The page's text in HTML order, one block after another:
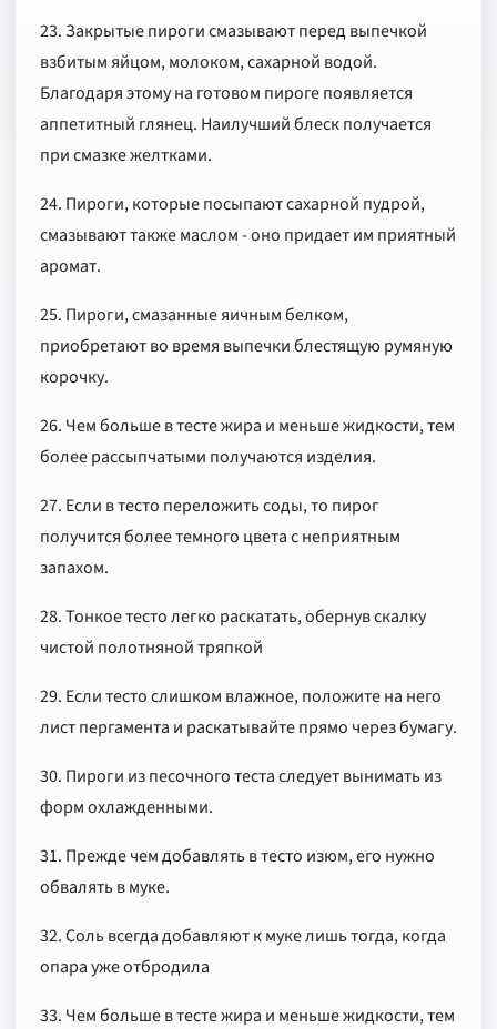
23. Закрытые пироги смазывают перед выпечкой
взбитым яйцом, молоком, сахарной водой.
Благодаря этому на готовом пироге появляется
аппетитный глянец. Наилучший блеск получается
при смазке желтками.
24. Пироги, которые посыпают сахарной пудрой,
смазывают также маслом - оно придает им приятный
аромат.
25. Пироги, смазанные яичным белком,
приобретают во время выпечки блестящую румяную
корочку.
26. Чем больше в тесте жира и меньше жидкости, тем
более рассыпчатыми получаются изделия.
27. Если в тесто переложить соды, то пирог
получится более темного цвета с неприятным
запахом.
28. Тонкое тесто легко раскатать, обернув скалку
чистой полотняной тряпкой
29. Если тесто слишком влажное, положите на него
лист пергамента и раскатывайте прямо через бумагу.
30. Пироги из песочного теста следует вынимать из
форм охлажденными.
31. Прежде чем добавлять в тесто изюм, его нужно
обвалять в муке.
32. Соль всегда добавляют к муке лишь тогда, когда
опара уже отбродила
33. Чем больше в тесте жира и меньше жидкости, тем